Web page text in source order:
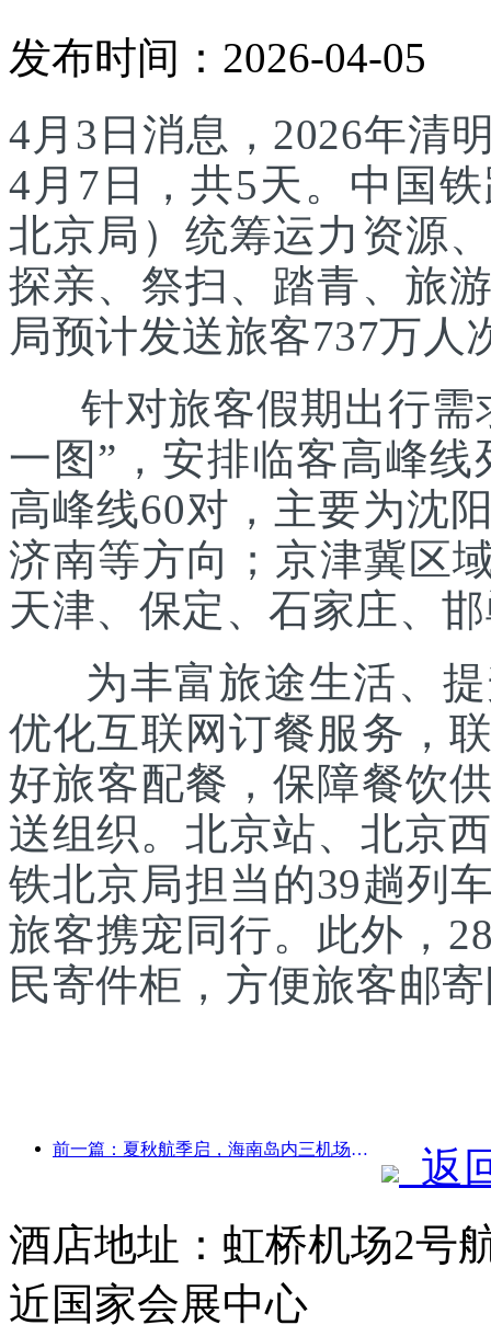
发布时间：2026-04-05
4月3日消息，2026年清
4月7日，共5天。中国
北京局）统筹运力资源
探亲、祭扫、踏青、旅
局预计发送旅客737万人
针对旅客假期出行需
一图”，安排临客高峰
高峰线60对，主要为沈
济南等方向；京津冀区
天津、保定、石家庄、
为丰富旅途生活、提
优化互联网订餐服务，
好旅客配餐，保障餐饮
送组织。北京站、北京
铁北京局担当的39趟列
旅客携宠同行。此外，
民寄件柜，方便旅客邮
前一篇：夏秋航季启，海南岛内三机场新增41个通航点
返
酒店地址：虹桥机场2号
近国家会展中心